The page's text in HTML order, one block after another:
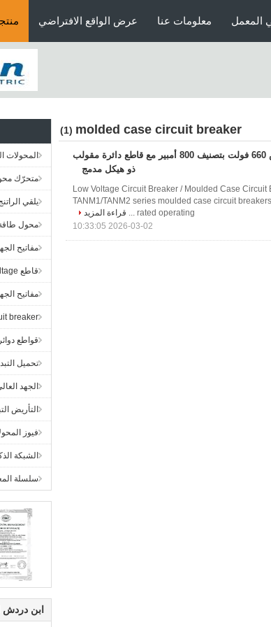
عرض الواقع الافتراضي معلومات عنا المعمل
المحولات
متحرّك
يلقي
محول
مفاتيح
قاطع high Voltage
مفاتيح
breaker
قواطع
تحميل
الجهد
التأريض
فيوز
الشبكة
سلسلة
ابن دردش
molded case circuit breaker
(1)
قاطع دائرة الجهد المنخفض 660 فولت بتصنيف 800 أمبير مع قاطع دائرة مقولب
ذو هيكل مدمج
Low Voltage Circuit Breaker / Moulded Case
TANM1/TANM2 series moulded case circuit
rated operating ...
قراءة المزيد
2026-03-02 10:33:05